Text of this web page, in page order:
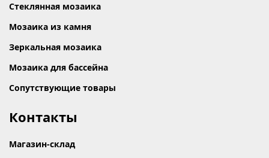
Стеклянная мозаика
Мозаика из камня
Зеркальная мозаика
Мозаика для бассейна
Сопутствующие товары
Контакты
Магазин-склад